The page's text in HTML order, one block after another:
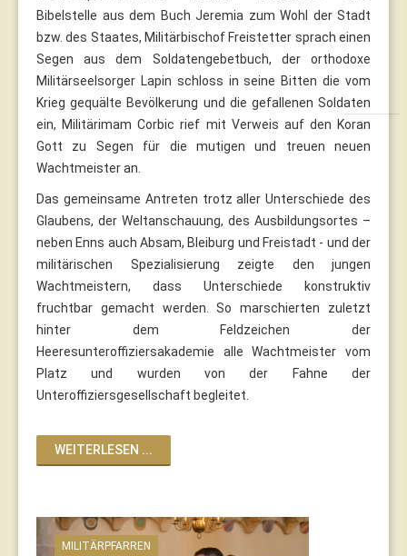
Bibelstelle aus dem Buch Jeremia zum Wohl der Stadt
bzw. des Staates, Militärbischof Freistetter sprach einen
Segen aus dem Soldatengebetbuch, der orthodoxe
Militärseelsorger Lapin schloss in seine Bitten die vom
Krieg gequälte Bevölkerung und die gefallenen Soldaten
ein, Militärimam Corbic rief mit Verweis auf den Koran
Gott zu Segen für die mutigen und treuen neuen
Wachtmeister an.
Das gemeinsame Antreten trotz aller Unterschiede des
Glaubens, der Weltanschauung, des Ausbildungsortes –
neben Enns auch Absam, Bleiburg und Freistadt - und der
militärischen Spezialisierung zeigte den jungen
Wachtmeistern, dass Unterschiede konstruktiv
fruchtbar gemacht werden. So marschierten zuletzt
hinter dem Feldzeichen der
Heeresunteroffiziersakademie alle Wachtmeister vom
Platz und wurden von der Fahne der
Unteroffiziersgesellschaft begleitet.
WEITERLESEN ...
MILITÄRPFARREN